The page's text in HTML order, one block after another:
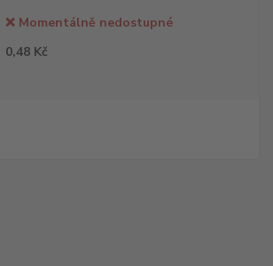
❌ Momentálně nedostupné
0,48 Kč